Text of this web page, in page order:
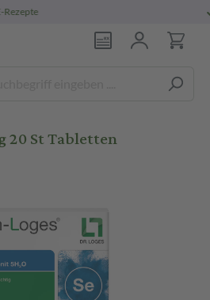
20 St Tabletten